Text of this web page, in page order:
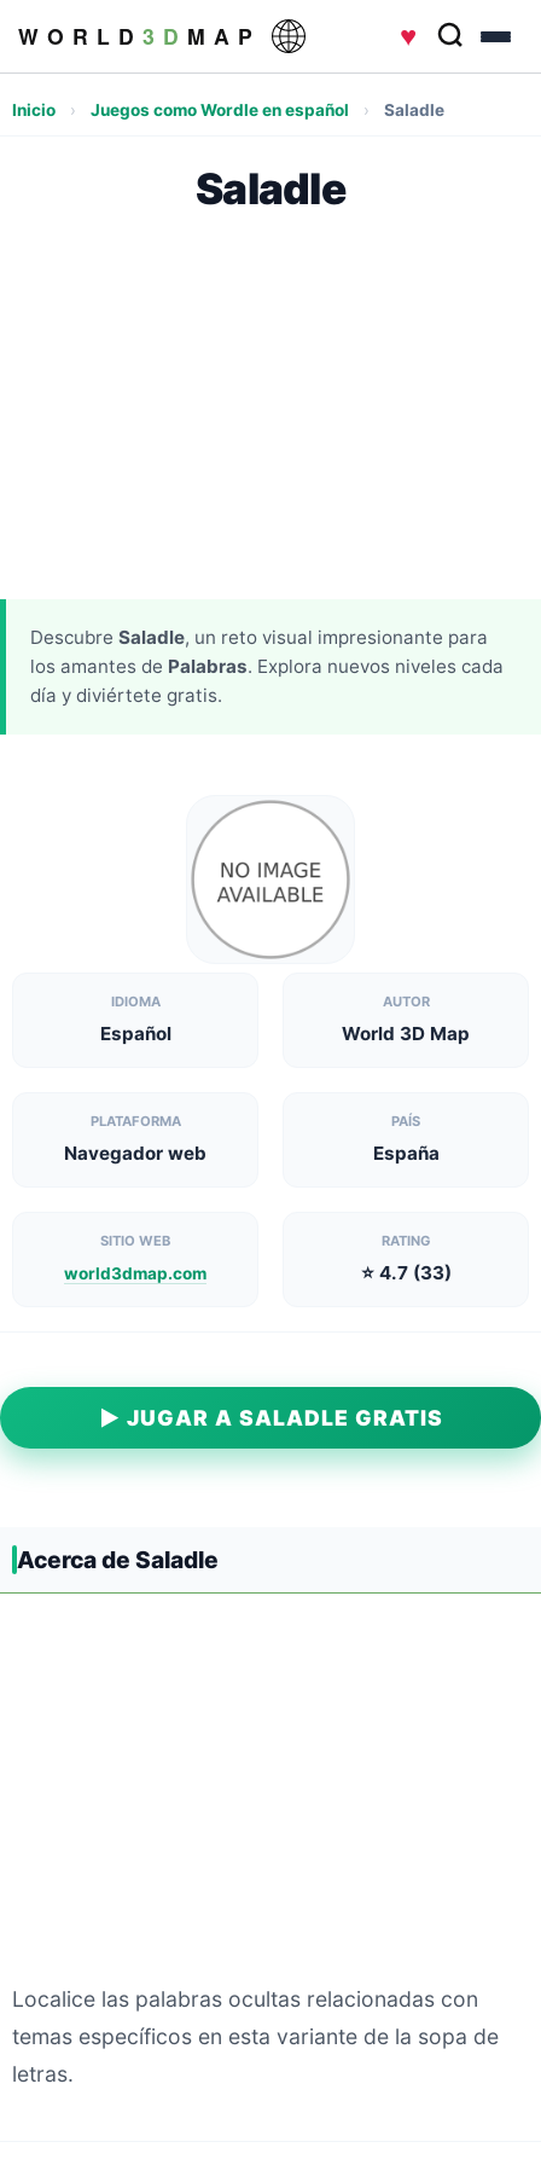
W O R L D 3 D M A P ♥
Inicio › Juegos como Wordle en español › Saladle
Saladle
Descubre Saladle, un reto visual impresionante para
los amantes de Palabras. Explora nuevos niveles cada
día y diviértete gratis.
IDIOMA
Español
AUTOR
World 3D Map
PLATAFORMA
Navegador web
PAÍS
España
SITIO WEB
world3dmap.com
RATING
⭐ 4.7 (33)
▶ JUGAR A SALADLE GRATIS
Acerca de Saladle
Localice las palabras ocultas relacionadas con
temas específicos en esta variante de la sopa de
letras.